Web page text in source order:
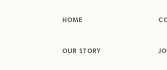
HOME
OUR STORY